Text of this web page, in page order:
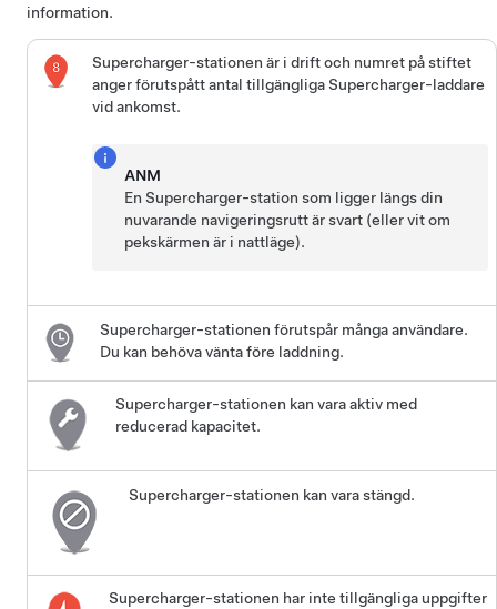
information.
Supercharger-stationen är i drift och numret på stiftet
anger förutspått antal tillgängliga Supercharger-laddare
vid ankomst.
ANM
En Supercharger-station som ligger längs din
nuvarande navigeringsrutt är svart (eller vit om
pekskärmen är i nattläge).
Supercharger-stationen förutspår många användare.
Du kan behöva vänta före laddning.
Supercharger-stationen kan vara aktiv med
reducerad kapacitet.
Supercharger-stationen kan vara stängd.
Supercharger-stationen har inte tillgängliga uppgifter